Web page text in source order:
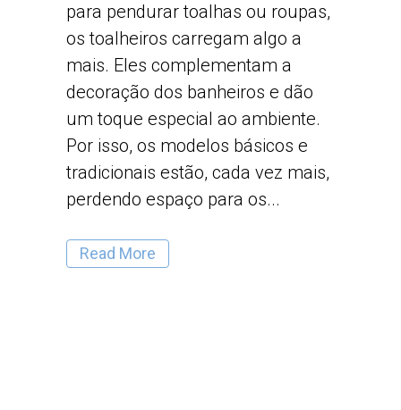
para pendurar toalhas ou roupas,
os toalheiros carregam algo a
mais. Eles complementam a
decoração dos banheiros e dão
um toque especial ao ambiente.
Por isso, os modelos básicos e
tradicionais estão, cada vez mais,
perdendo espaço para os...
Read More